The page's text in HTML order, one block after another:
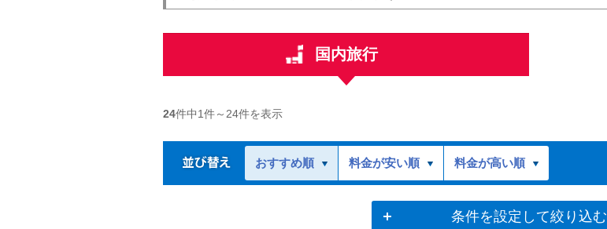
国内旅行
24件中1件～ 24件を表示
おすすめ順 料金が安い順 料金が高い順
条件を設定して絞り込む